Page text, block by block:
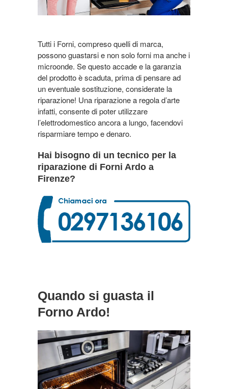
Tutti i Forni, compreso quelli di marca,
possono guastarsi e non solo forni ma anche i
microonde. Se questo accade e la garanzia
del prodotto è scaduta, prima di pensare ad
un eventuale sostituzione, considerate la
riparazione! Una riparazione a regola d’arte
infatti, consente di poter utilizzare
l’elettrodomestico ancora a lungo, facendovi
risparmiare tempo e denaro.
Hai bisogno di un tecnico per la
riparazione di Forni Ardo a
Firenze?
Quando si guasta il
Forno Ardo!